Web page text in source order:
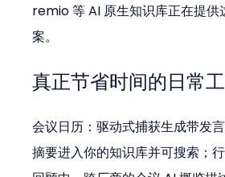
remio 等 AI 原生知识库正在提供
案。
真正节省时间的日常
会议日历：驱动式捕获生成带发
摘要进入你的知识库并可搜索；